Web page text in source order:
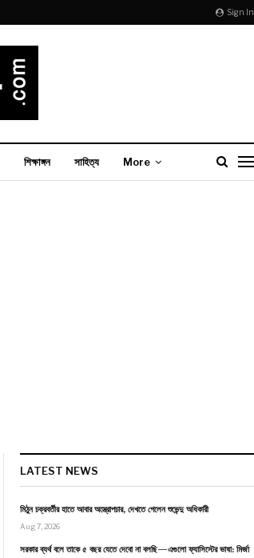
Sign In
শিক্ষাঙ্গন সাহিত্য More
LATEST NEWS
মিঠুন চক্রবর্তীর হাতে আবার অস্ত্রোপচার, দেখতে গেলেন শুভেন্দু অধিকারী
Aug 7, 2026
সরকার ব্যর্থ বলে তাকে ৫ বছর যেতে দেবো না বলছি—এগুলো ফ্যাসিস্টের ভাষা: মির্জা